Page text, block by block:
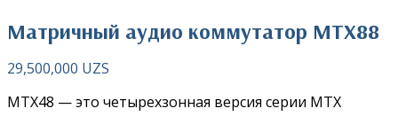
Матричный аудио коммутатор MTX88
29,500,000 UZS
MTX48 — это четырехзонная версия серии MTX